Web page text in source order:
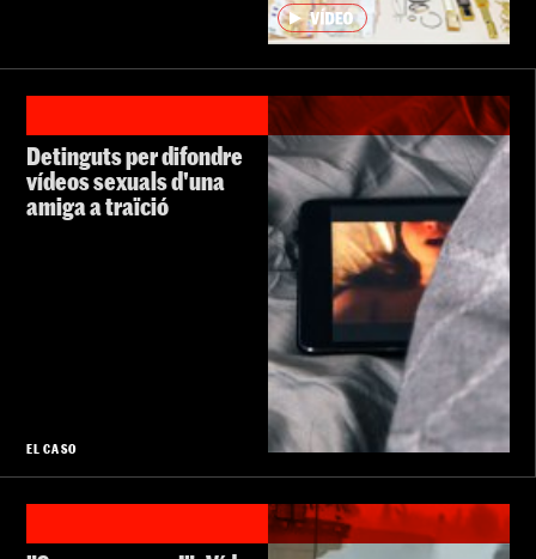
Detinguts per difondre
vídeos sexuals d'una
amiga a traïció
EL CASO